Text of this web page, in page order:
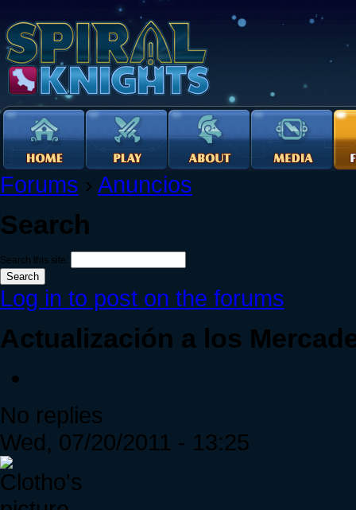
Forums › Anuncios
Search
Search this site:
Log in to post on the forums
Actualización a los
No replies
Wed, 07/20/2011 - 13:25